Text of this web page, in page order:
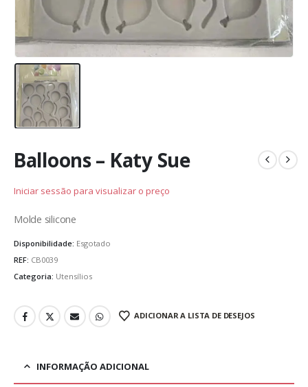
Balloons – Katy Sue
Iniciar sessão para visualizar o preço
Molde silicone
Disponibilidade: Esgotado
REF: CB0039
Categoria: Utensílios
ADICIONAR A LISTA DE DESEJOS
INFORMAÇÃO ADICIONAL